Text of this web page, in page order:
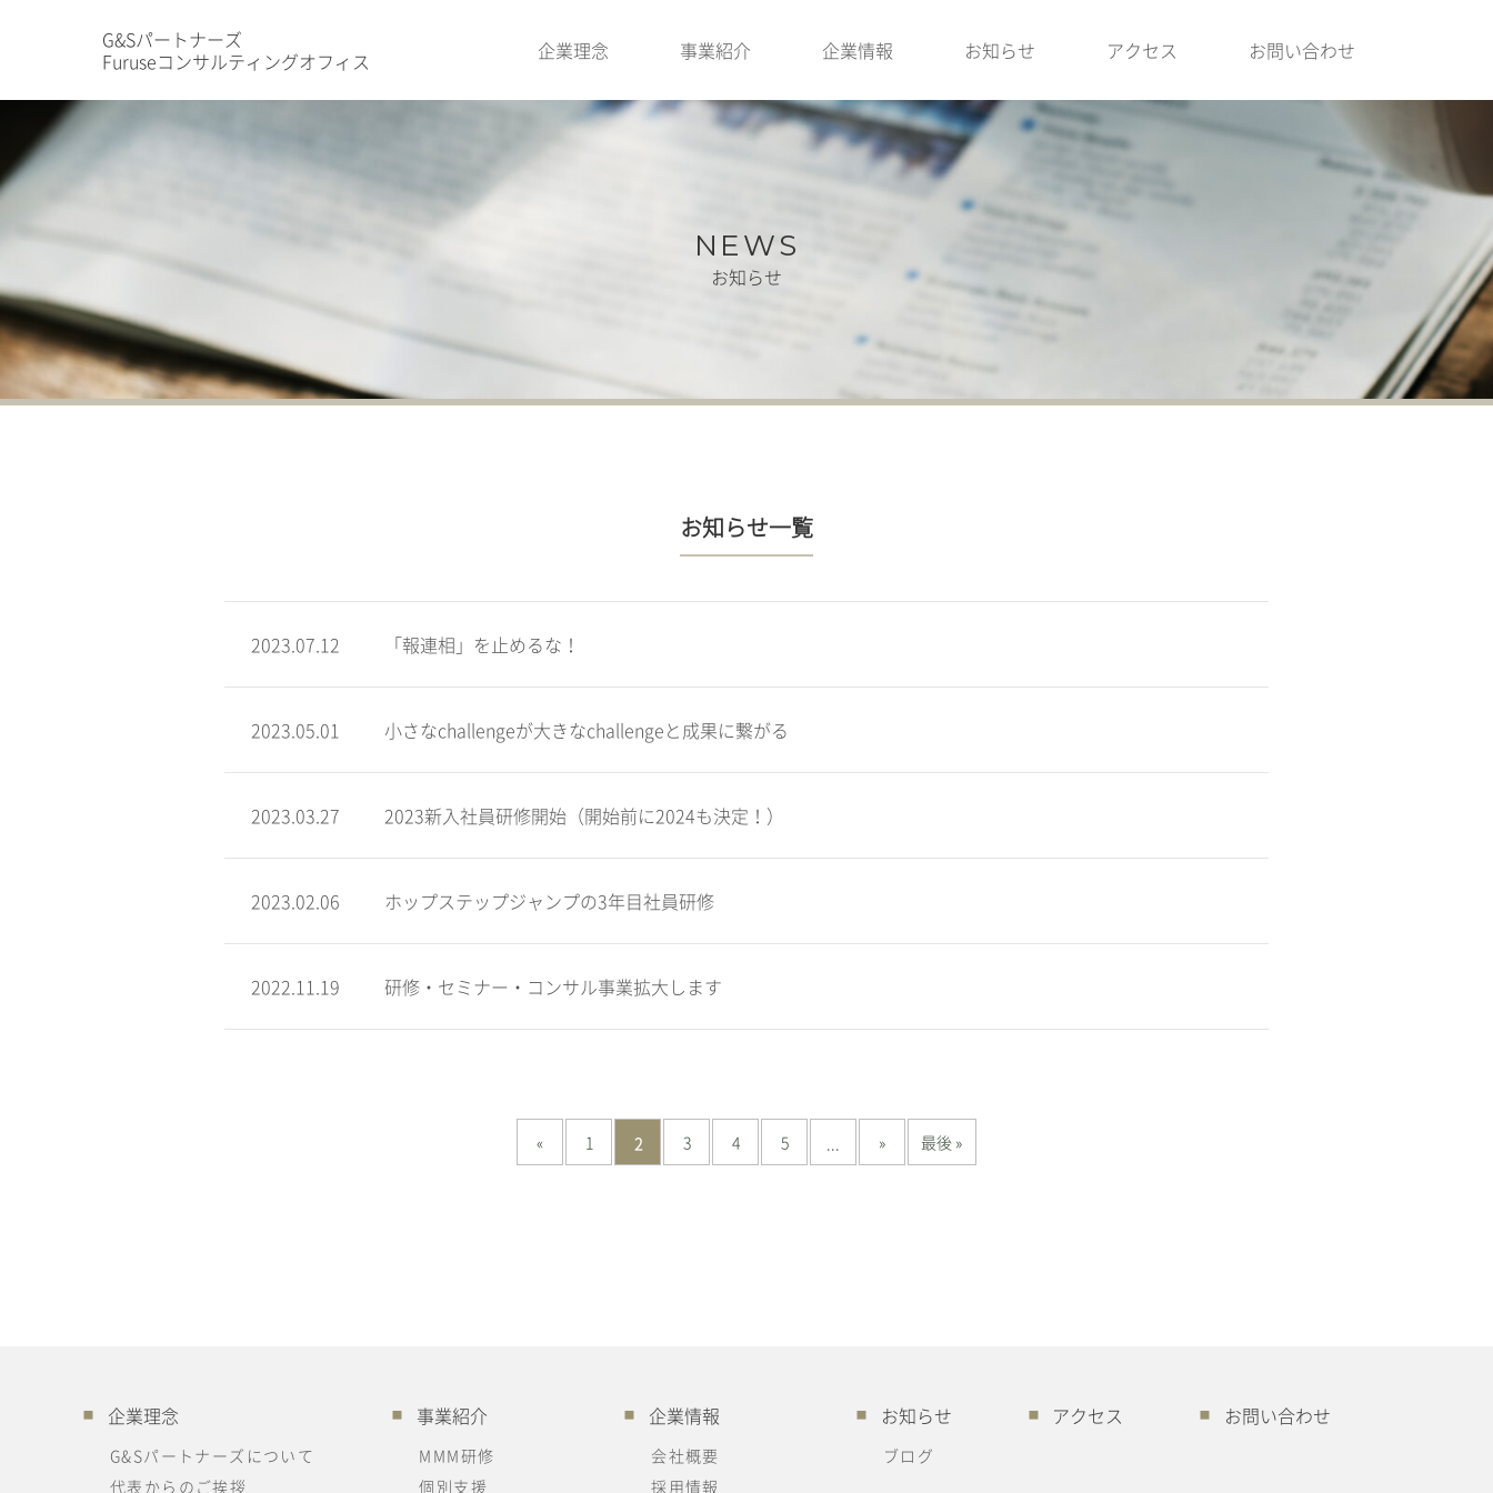
G&Sパートナーズ
Furuseコンサルティングオフィス
企業理念 事業紹介 企業情報 お知らせ アクセス お問い合わせ
NEWS
お知らせ
お知らせ一覧
2023.07.12 「報連相」を止めるな！
2023.05.01 小さなchallengeが大きなchallengeと成果に繋がる
2023.03.27 2023新入社員研修開始（開始前に2024も決定！）
2023.02.06 ホップステップジャンプの3年目社員研修
2022.11.19 研修・セミナー・コンサル事業拡大します
« 1 2 3 4 5 » 最後 »
企業理念
G&Sパートナーズについて
代表からのご挨拶
事業紹介
MMM研修
個別支援
企業情報
会社概要
採用情報
お知らせ
ブログ
アクセス お問い合わせ